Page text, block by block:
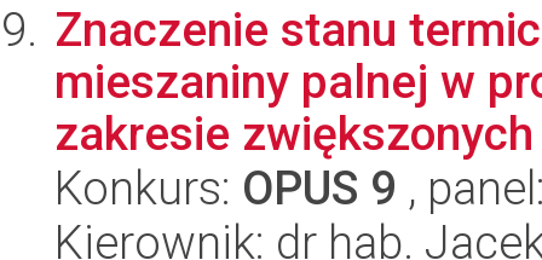
Znaczenie stanu
mieszaniny palnej w
zakresie
Konkurs: OPUS 9 ,
Kierownik: dr hab.